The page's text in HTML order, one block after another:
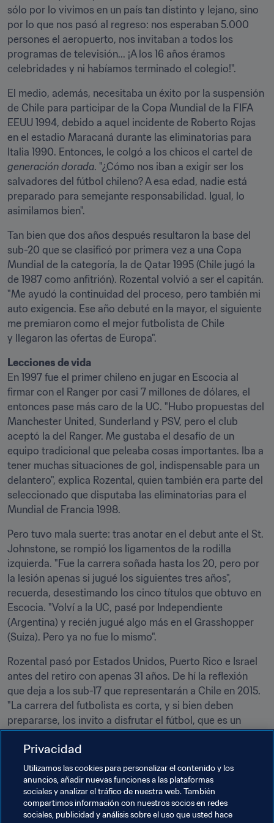
sólo por lo vivimos en un país tan distinto y lejano, sino
por lo que nos pasó al regreso: nos esperaban 5.000
persones el aeropuerto, nos invitaban a todos los
programas de televisión... ¡A los 16 años éramos
celebridades y ni habíamos terminado el colegio!".
El medio, además, necesitaba un éxito por la suspensión
de Chile para participar de la Copa Mundial de la FIFA
EEUU 1994, debido a aquel incidente de Roberto Rojas
en el estadio Maracaná durante las eliminatorias para
generación dorada. "¿Cómo nos iban a exigir ser los
salvadores del fútbol chileno? A esa edad, nadie está
preparado para semejante responsabilidad. Igual, lo
asimilamos bien".
Tan bien que dos años después resultaron la base del
sub-20 que se clasificó por primera vez a una Copa
Mundial de la categoría, la de Qatar 1995 (Chile jugó la
de 1987 como anfitrión). Rozental volvió a ser el capitán.
"Me ayudó la continuidad del proceso, pero también mi
auto exigencia. Ese año debuté en la mayor, el siguiente
me premiaron como el mejor futbolista de Chile
y llegaron las ofertas de Europa".
En 1997 fue el primer chileno en jugar en Escocia al
firmar con el Ranger por casi 7 millones de dólares, el
entonces pase más caro de la UC. "Hubo propuestas del
Manchester United, Sunderland y PSV, pero el club
aceptó la del Ranger. Me gustaba el desafío de un
equipo tradicional que peleaba cosas importantes. Iba a
tener muchas situaciones de gol, indispensable para un
delantero", explica Rozental, quien también era parte del
seleccionado que disputaba las eliminatorias para el
Mundial de Francia 1998.
Pero tuvo mala suerte: tras anotar en el debut ante el St.
Johnstone, se rompió los ligamentos de la rodilla
izquierda. "Fue la carrera soñada hasta los 20, pero por
la lesión apenas si jugué los siguientes tres años",
recuerda, desestimando los cinco títulos que obtuvo en
Escocia. "Volví a la UC, pasé por Independiente
(Argentina) y recién jugué algo más en el Grasshopper
(Suiza). Pero ya no fue lo mismo".
Rozental pasó por Estados Unidos, Puerto Rico e Israel
antes del retiro con apenas 31 años. De hí la reflexión
que deja a los sub-17 que representarán a Chile en 2015.
"La carrera del futbolista es corta, y si bien deben
prepararse, los invito a disfrutar el fútbol, que es un
tu país. No sabrán a esa edad si lograrán ser
profesionales, pero el recuerdo del Mundial los
acompañará para siempre".
Temas relacionados
Privacidad
Utilizamos las cookies para personalizar el contenido y los
anuncios, añadir nuevas funciones a las plataformas
sociales y analizar el tráfico de nuestra web. También
compartimos información con nuestros socios en redes
sociales, publicidad y análisis sobre el uso que usted hace